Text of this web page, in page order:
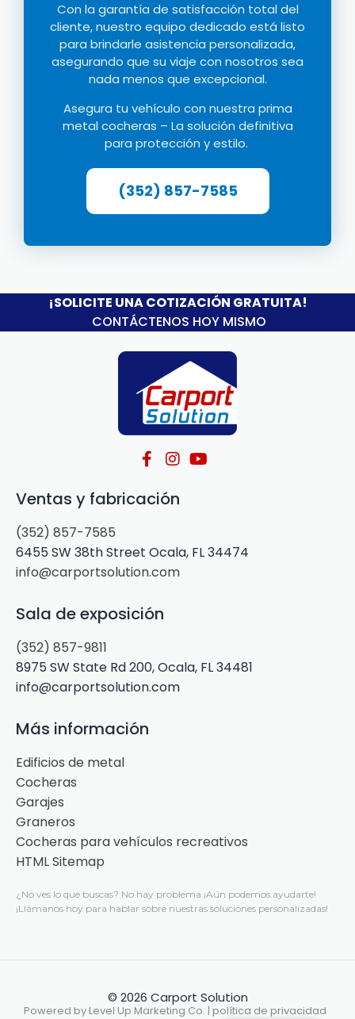
Con la garantía de satisfacción total del
cliente, nuestro equipo dedicado está listo
para brindarle asistencia personalizada,
asegurando que su viaje con nosotros sea
nada menos que excepcional.
Asegura tu vehículo con nuestra prima
metal cocheras – La solución definitiva
para protección y estilo.
(352) 857-7585
¡SOLICITE UNA COTIZACIÓN GRATUITA!
CONTÁCTENOS HOY MISMO
Ventas y fabricación
(352) 857-7585
6455 SW 38th Street Ocala, FL 34474
info@carportsolution.com
Sala de exposición
(352) 857-9811
8975 SW State Rd 200, Ocala, FL 34481
info@carportsolution.com
Más información
Edificios de metal
Cocheras
Garajes
Graneros
Cocheras para vehículos recreativos
HTML Sitemap
¿No ves lo que buscas? No hay problema ¡Aún podemos ayudarte!
¡Llámanos hoy para hablar sobre nuestras soluciones personalizadas!
© 2026 Carport Solution
Powered by Level Up Marketing Co. | política de privacidad